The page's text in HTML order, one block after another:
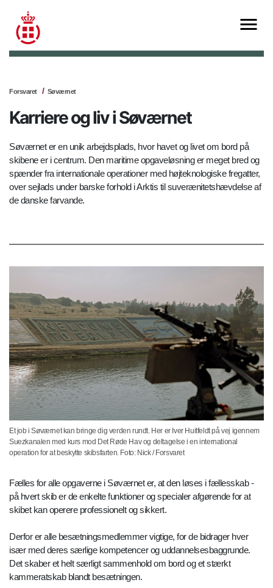
Forsvaret Søværnet
Karriere og liv i Søværnet
Søværnet er en unik arbejdsplads, hvor havet og livet om bord på
skibene er i centrum. Den maritime opgaveløsning er meget bred og
spænder fra internationale operationer med højteknologiske fregatter,
over sejlads under barske forhold i Arktis til suverænitetshævdelse af
de danske farvande.
Et job i Søværnet kan bringe dig verden rundt. Her er Iver Huitfeldt på vej igennem
Suezkanalen med kurs mod Det Røde Hav og deltagelse i en international
operation for at beskytte skibsfarten. Foto: Nick / Forsvaret
Fælles for alle opgaverne i Søværnet er, at den løses i fællesskab -
på hvert skib er de enkelte funktioner og specialer afgørende for at
skibet kan operere professionelt og sikkert.
Derfor er alle besætningsmedlemmer vigtige, for de bidrager hver
især med deres særlige kompetencer og uddannelsesbaggrunde.
Det skaber et helt særligt sammenhold om bord og et stærkt
kammeratskab blandt besætningen.